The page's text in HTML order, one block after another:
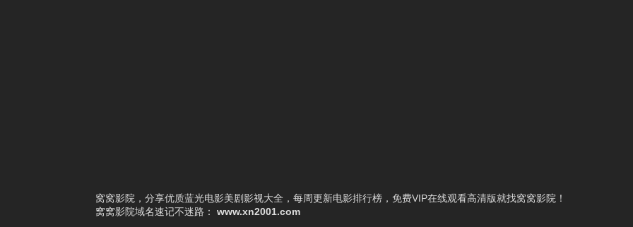
窝窝影院，分享优质蓝光电影美剧影视大全，每周更新电影排行榜，免费VIP在线观看高清版就找窝窝影院！
窝窝影院域名速记不迷路： www.xn2001.com